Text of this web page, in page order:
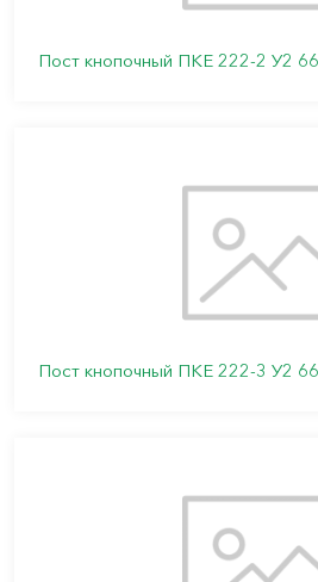
Пост кнопочный ПКЕ 222-2 У2
Пост кнопочный ПКЕ 222-3 У2